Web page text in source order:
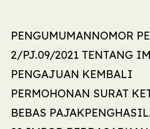
PENGUMUMANNOMOR
2/PJ.09/2021 TENTANG
PENGAJUAN KEMBALI
PERMOHONAN SURAT
BEBAS